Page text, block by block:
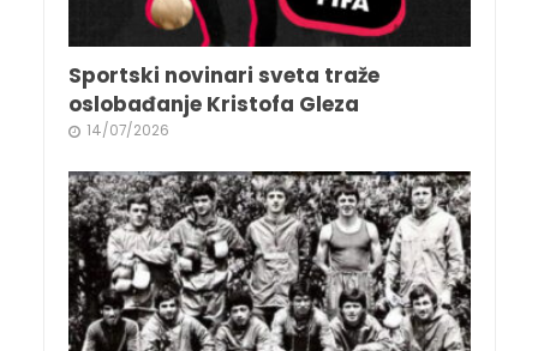
Sportski novinari sveta traže
oslobađanje Kristofa Gleza
14/07/2026